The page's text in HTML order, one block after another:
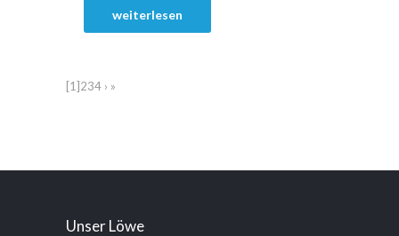
weiterlesen
[1]234 › »
Unser Löwe